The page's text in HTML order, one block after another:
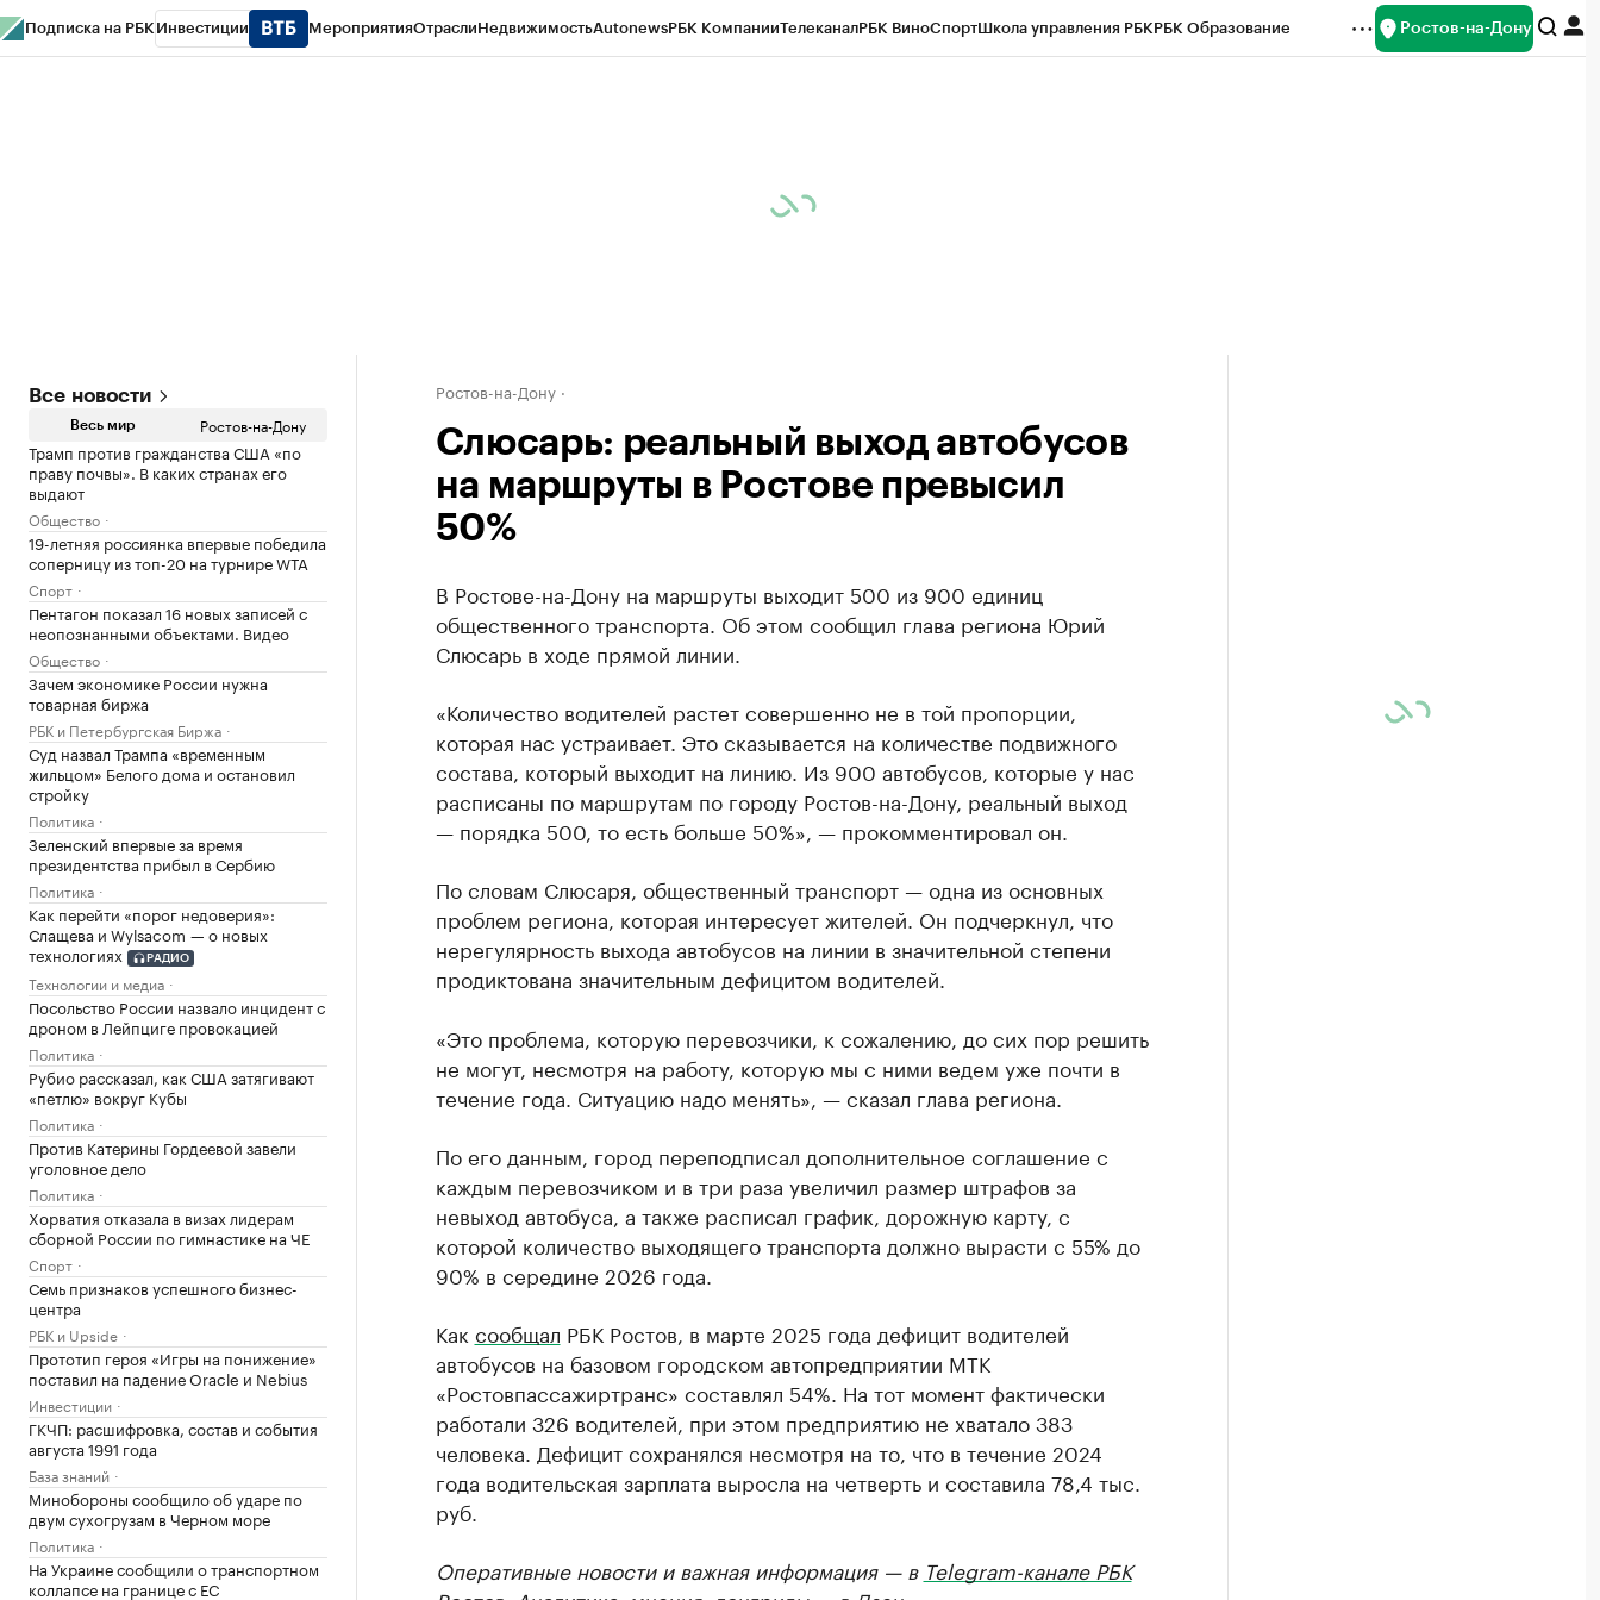
Подписка на РБК Инвестиции МероприятияОтраслиНедвижимостьAutonewsРБК КомпанииТелеканалРБК ВиноСпортШкола управления РБКРБК Образование Ростов-на-Дону
Все новости
Весь мир Ростов-на-Дону
Трамп против гражданства США «по
праву почвы». В каких странах его
выдают
Общество
19-летняя россиянка впервые победила
соперницу из топ-20 на турнире WTA
Спорт
Пентагон показал 16 новых записей с
неопознанными объектами. Видео
Общество
Зачем экономике России нужна
товарная биржа
РБК и Петербургская Биржа
Суд назвал Трампа «временным
жильцом» Белого дома и остановил
стройку
Политика
Зеленский впервые за время
президентства прибыл в Сербию
Политика
Как перейти «порог недоверия»:
Слащева и Wylsacom — о новых
технологиях
РАДИО
Технологии и медиа
Посольство России назвало инцидент с
дроном в Лейпциге провокацией
Политика
Рубио рассказал, как США затягивают
«петлю» вокруг Кубы
Политика
Против Катерины Гордеевой завели
уголовное дело
Политика
Хорватия отказала в визах лидерам
сборной России по гимнастике на ЧЕ
Спорт
Семь признаков успешного бизнес-
центра
РБК и Upside
Прототип героя «Игры на понижение»
поставил на падение Oracle и Nebius
Инвестиции
ГКЧП: расшифровка, состав и события
августа 1991 года
База знаний
Минобороны сообщило об ударе по
двум сухогрузам в Черном море
Политика
На Украине сообщили о транспортном
коллапсе на границе с ЕС
Ростов-на-Дону
Слюсарь: реальный выход автобусов
на маршруты в Ростове превысил
50%
В Ростове-на-Дону на маршруты выходит 500 из 900 единиц
общественного транспорта. Об этом сообщил глава региона Юрий
Слюсарь в ходе прямой линии.
«Количество водителей растет совершенно не в той пропорции,
которая нас устраивает. Это сказывается на количестве подвижного
состава, который выходит на линию. Из 900 автобусов, которые у нас
расписаны по маршрутам по городу Ростов-на-Дону, реальный выход
— порядка 500, то есть больше 50%», — прокомментировал он.
По словам Слюсаря, общественный транспорт — одна из основных
проблем региона, которая интересует жителей. Он подчеркнул, что
нерегулярность выхода автобусов на линии в значительной степени
продиктована значительным дефицитом водителей.
«Это проблема, которую перевозчики, к сожалению, до сих пор решить
не могут, несмотря на работу, которую мы с ними ведем уже почти в
течение года. Ситуацию надо менять», — сказал глава региона.
По его данным, город переподписал дополнительное соглашение с
каждым перевозчиком и в три раза увеличил размер штрафов за
невыход автобуса, а также расписал график, дорожную карту, с
которой количество выходящего транспорта должно вырасти с 55% до
90% в середине 2026 года.
Как сообщал РБК Ростов, в марте 2025 года дефицит водителей
автобусов на базовом городском автопредприятии МТК
«Ростовпассажиртранс» составлял 54%. На тот момент фактически
работали 326 водителей, при этом предприятию не хватало 383
человека. Дефицит сохранялся несмотря на то, что в течение 2024
года водительская зарплата выросла на четверть и составила 78,4 тыс.
руб.
Оперативные новости и важная информация — в Telegram-канале РБК